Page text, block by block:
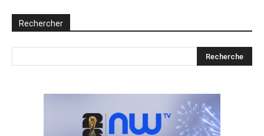
Rechercher